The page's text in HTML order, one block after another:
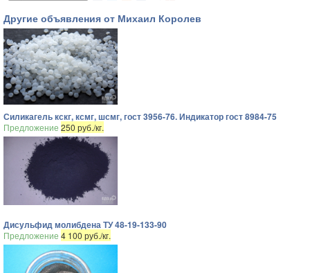
Другие объявления от Михаил Королев
Силикагель кскг, ксмг, шсмг, гост 3956-76. Индикатор гост 8984-75
Предложение 250 руб./кг.
Дисульфид молибдена ТУ 48-19-133-90
Предложение 4 100 руб./кг.